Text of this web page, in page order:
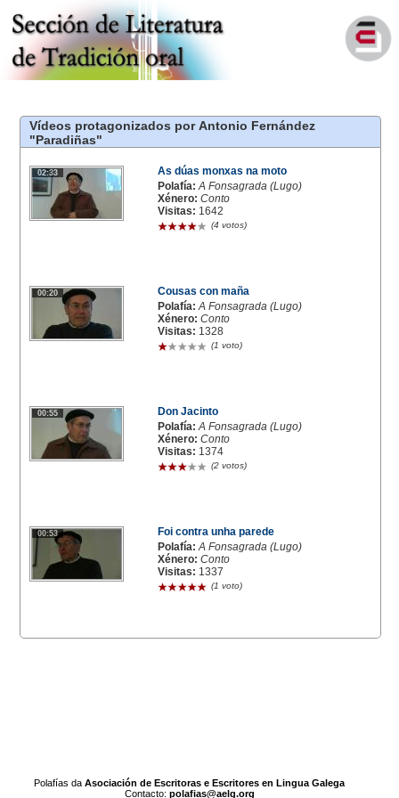
Vídeos protagonizados por Antonio Fernández
"Paradiñas"
02:33
As dúas monxas na moto
Polafía: A Fonsagrada (Lugo)
Xénero: Conto
Visitas: 1642
(4 votos)
00:20
Cousas con maña
Polafía: A Fonsagrada (Lugo)
Xénero: Conto
Visitas: 1328
(1 voto)
00:55
Don Jacinto
Polafía: A Fonsagrada (Lugo)
Xénero: Conto
Visitas: 1374
(2 votos)
00:53
Foi contra unha parede
Polafía: A Fonsagrada (Lugo)
Xénero: Conto
Visitas: 1337
(1 voto)
Polafías daAsociación de Escritoras e Escritores en Lingua Galega
Contacto: polafias@aelg.org